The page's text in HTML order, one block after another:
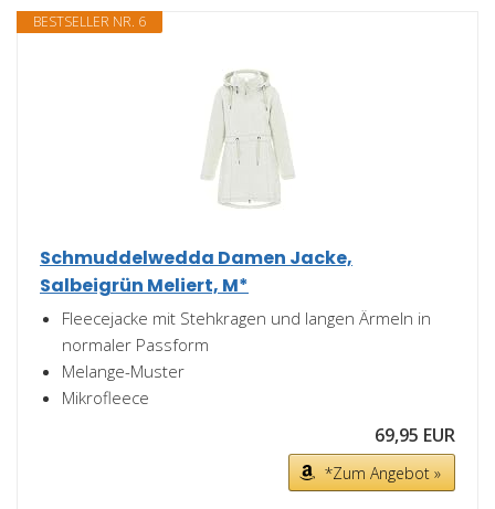
BESTSELLER NR. 6
Schmuddelwedda Damen Jacke,
Salbeigrün Meliert, M*
Fleecejacke mit Stehkragen und langen Ärmeln in
normaler Passform
Melange-Muster
Mikrofleece
69,95 EUR
*Zum Angebot »